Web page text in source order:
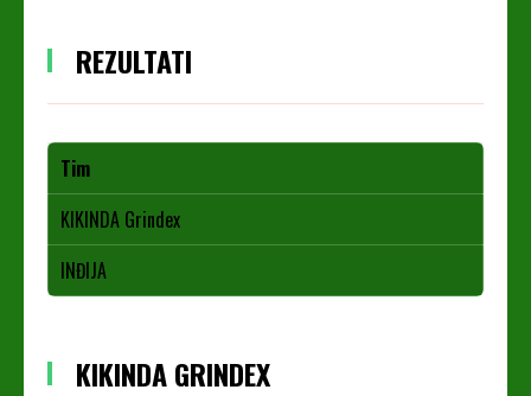
REZULTATI
Tim
KIKINDA Grindex
INĐIJA
KIKINDA GRINDEX